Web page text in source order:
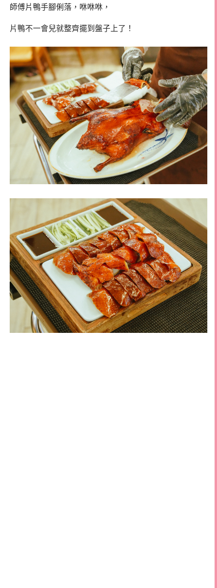
師傅片鴨手腳俐落，咻咻咻，
片鴨不一會兒就整齊擺到盤子上了！